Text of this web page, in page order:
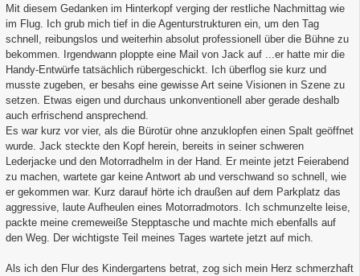
Mit diesem Gedanken im Hinterkopf verging der restliche Nachmittag wie
im Flug. Ich grub mich tief in die Agenturstrukturen ein, um den Tag
schnell, reibungslos und weiterhin absolut professionell über die Bühne zu
bekommen. Irgendwann ploppte eine Mail von Jack auf ...er hatte mir die
Handy-Entwürfe tatsächlich rübergeschickt. Ich überflog sie kurz und
musste zugeben, er besahs eine gewisse Art seine Visionen in Szene zu
setzen. Etwas eigen und durchaus unkonventionell aber gerade deshalb
auch erfrischend ansprechend.
Es war kurz vor vier, als die Bürotür ohne anzuklopfen einen Spalt geöffnet
wurde. Jack steckte den Kopf herein, bereits in seiner schweren
Lederjacke und den Motorradhelm in der Hand. Er meinte jetzt Feierabend
zu machen, wartete gar keine Antwort ab und verschwand so schnell, wie
er gekommen war. Kurz darauf hörte ich draußen auf dem Parkplatz das
aggressive, laute Aufheulen eines Motorradmotors. Ich schmunzelte leise,
packte meine cremeweiße Stepptasche und machte mich ebenfalls auf
den Weg. Der wichtigste Teil meines Tages wartete jetzt auf mich.
Als ich den Flur des Kindergartens betrat, zog sich mein Herz schmerzhaft